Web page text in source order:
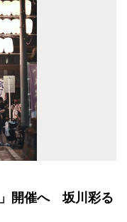
開催へ 坂川彩る